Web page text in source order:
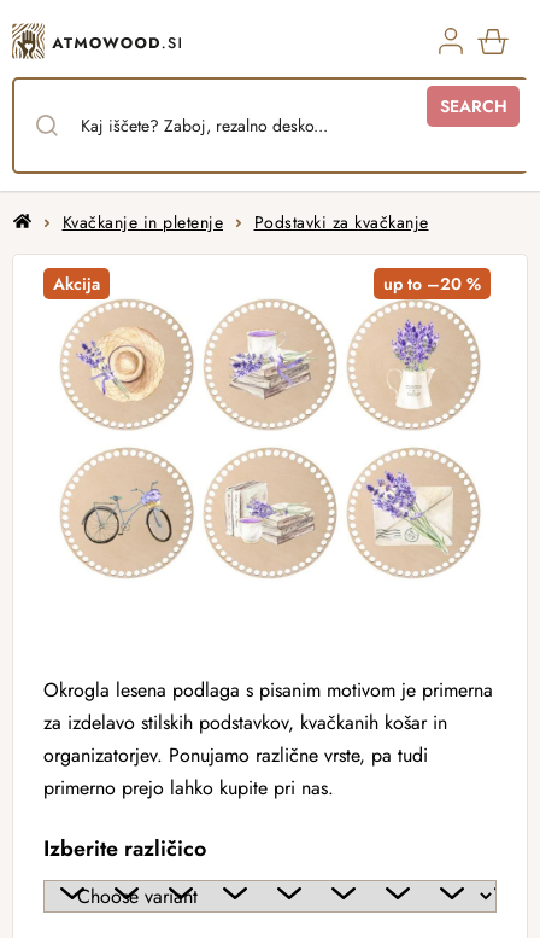
to
content
SEARCH
HomeKvačkanje in pletenje Podstavki za kvačkanje
Okrogla lesena podlaga s pisanim motivom je primerna
za izdelavo stilskih podstavkov, kvačkanih košar in
organizatorjev. Ponujamo različne vrste, pa tudi
primerno prejo lahko kupite pri nas.
Izberite različico
Akcija up to –20 %